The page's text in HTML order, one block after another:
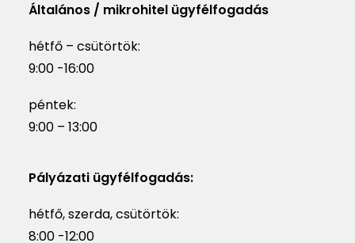
Általános / mikrohitel ügyfélfogadás
hétfő – csütörtök:
9:00 -16:00
péntek:
9:00 – 13:00
Pályázati ügyfélfogadás:
hétfő, szerda, csütörtök:
8:00 -12:00